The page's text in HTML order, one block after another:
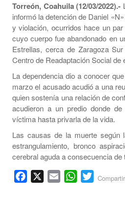
Torreón, Coahuila (12/03/2022).-
informó la detención de Daniel
y violación, ocurridos hace un
cuyo cuerpo fue abandonado en
Estrellas, cerca de Zaragoza
Centro de Readaptación Social de
La dependencia dio a conocer
marzo el acusado acudió a una
quien sostenía una relación de
acudieron a un predio donde
víctima hasta privarla de la vida.
Las causas de la muerte según
estrangulamiento, bronco
cerebral aguda a consecuencia
Facebook Email WhatsApp
Twitter
Compartir